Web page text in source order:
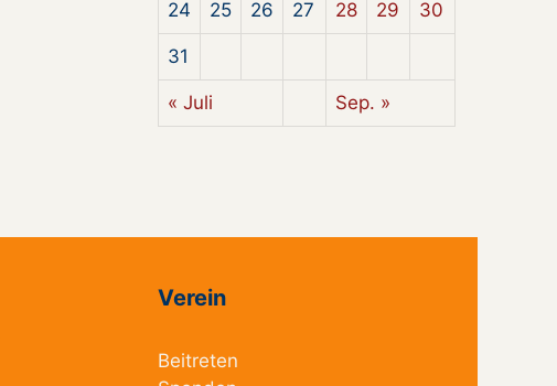
24 25 26 27 28 29 30
31
« Juli Sep. »
Verein
Beitreten